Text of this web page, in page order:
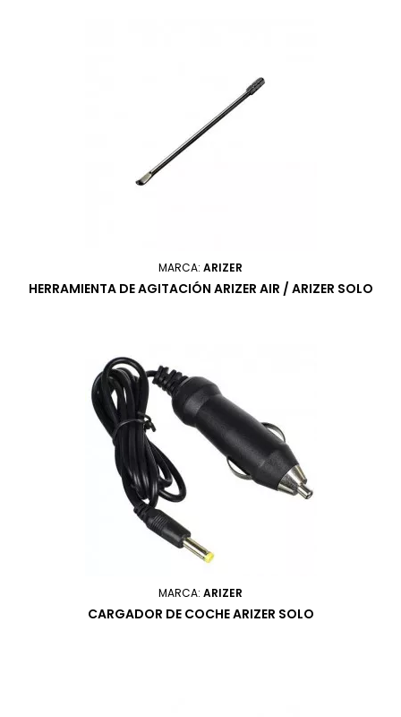
MARCA: ARIZER
HERRAMIENTA DE AGITACIÓN ARIZER AIR / ARIZER SOLO
MARCA: ARIZER
CARGADOR DE COCHE ARIZER SOLO